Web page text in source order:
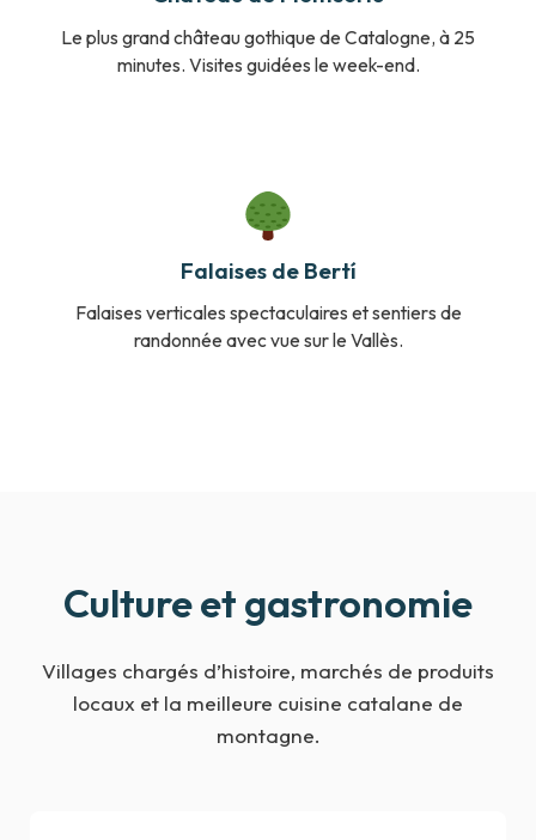
Le plus grand château gothique de Catalogne, à 25
minutes. Visites guidées le week-end.
Falaises de Bertí
Falaises verticales spectaculaires et sentiers de
randonnée avec vue sur le Vallès.
Culture et gastronomie
Villages chargés d’histoire, marchés de produits
locaux et la meilleure cuisine catalane de
montagne.